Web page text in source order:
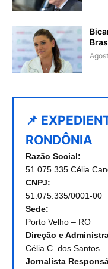
📌
RONDÔNIA
Razão Social:
51.075.335 Célia
CNPJ:
51.075.335/0001-00
Sede:
Porto Velho – RO
Direção e
Célia C. dos Santos
Jornalista